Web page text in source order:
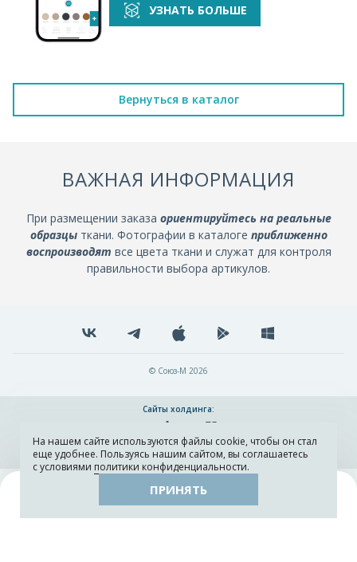
Каталог Остатки тканей
УЗНАТЬ БОЛЬШЕ
Вернуться в каталог
ВАЖНАЯ ИНФОРМАЦИЯ
При размещении заказа ориентируйтесь на реальные
образцыткани. Фотографии в каталоге приближенно
воспроизводят все цвета ткани и служат для контроля
правильности выбора артикулов.
© Союз-М 2026
Сайты холдинга:
Разработка и поддержка сайта ADN
На нашем сайте используются файлы cookie, чтобы он стал
еще удобнее. Пользуясь нашим сайтом, вы соглашаетесь
с условиями политики конфиденциальности.
ПРИНЯТЬ